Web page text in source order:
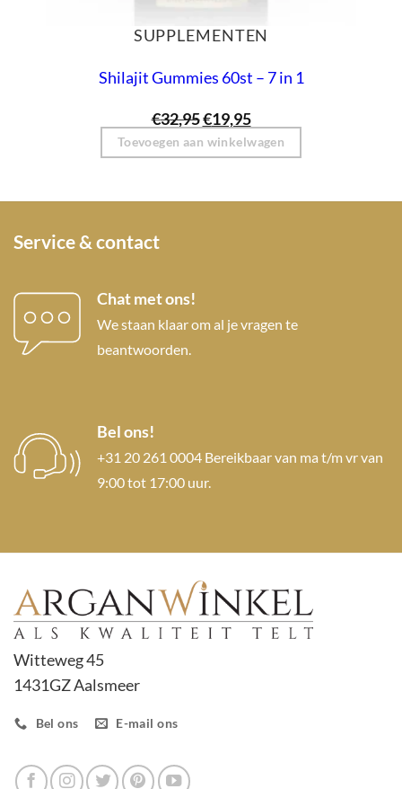
SUPPLEMENTEN
Shilajit Gummies 60st – 7 in 1
€32,95Oorspronkelijke
prijs
was:
€32,95.
€19,95Huidige
prijs
is:
€19,95.
Toevoegen aan winkelwagen
Service & contact
Chat met ons!
We staan klaar om al je vragen te
beantwoorden.
Bel ons!
+31 20 261 0004 Bereikbaar van ma t/m vr van
9:00 tot 17:00 uur.
Witteweg 45
1431GZ Aalsmeer
Bel ons E-mail ons